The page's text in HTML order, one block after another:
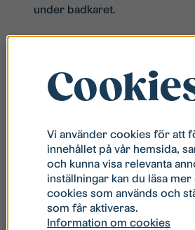
under badkaret.
Related products
Vi använder cookies för att
innehållet på vår hemsida,
och kunna visa relevanta
inställningar kan du läsa mer
cookies som används och
som får aktiveras.
Information om cookies